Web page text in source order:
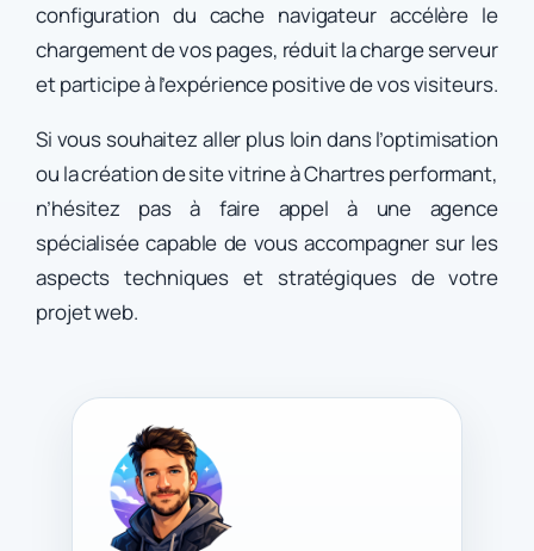
configuration du cache navigateur accélère le
chargement de vos pages, réduit la charge serveur
et participe à l’expérience positive de vos visiteurs.
Si vous souhaitez aller plus loin dans l’optimisation
ou la création de site vitrine à Chartres performant,
n’hésitez pas à faire appel à une agence
spécialisée capable de vous accompagner sur les
aspects techniques et stratégiques de votre
projet web.